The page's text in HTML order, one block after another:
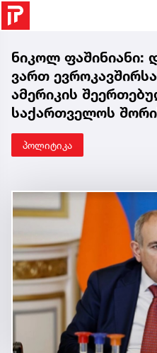
ნიკოლ ფაშინიანი:
ვართ
ამერიკის
საქართველოს
პოლიტიკა